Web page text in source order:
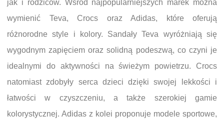
jak i rodziców. Wśród najpopularniejszych marek można
wymienić Teva, Crocs oraz Adidas, które oferują
różnorodne style i kolory. Sandały Teva wyróżniają się
wygodnym zapięciem oraz solidną podeszwą, co czyni je
idealnymi do aktywności na świeżym powietrzu. Crocs
natomiast zdobyły serca dzieci dzięki swojej lekkości i
łatwości w czyszczeniu, a także szerokiej gamie
kolorystycznej. Adidas z kolei proponuje modele sportowe,